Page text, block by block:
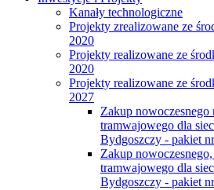
Kanały technologiczne
Projekty zrealizowane ze
2020
Projekty realizowane ze
2020
Projekty realizowane ze
2027
Zakup nowoczesnego
tramwajowego dla
Bydgoszczy - pakiet
Zakup
tramwajowego dla
Bydgoszczy - pakiet